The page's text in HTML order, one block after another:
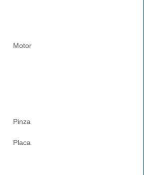
Motor
Pinza
Placa